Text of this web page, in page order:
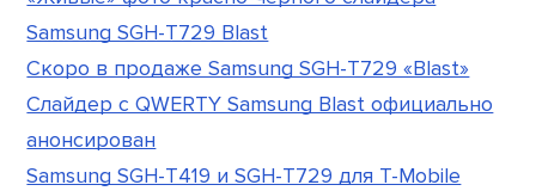
Samsung SGH-T729 Blast
Скоро в продаже Samsung SGH-T729 «Blast»
Слайдер с QWERTY Samsung Blast официально
анонсирован
Samsung SGH-T419 и SGH-T729 для T-Mobile